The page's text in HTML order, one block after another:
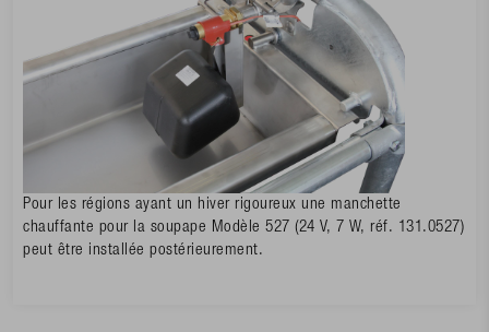
Pour les régions ayant un hiver rigoureux une manchette
chauffante pour la soupape Modèle 527 (24 V, 7 W, réf. 131.0527)
peut être installée postérieurement.